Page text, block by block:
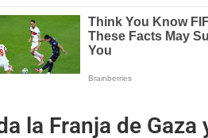
la Franja de Gaza